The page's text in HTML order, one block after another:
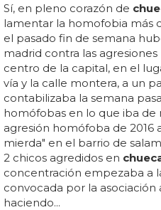
Sí, en pleno corazón de
lamentar la homofobia más
el pasado fin de semana
madrid contra las
centro de la capital, en el
vía y la calle montera, a un
contabilizaba la semana
homófobas en lo que iba de
agresión homófoba de 2016
mierda" en el barrio de
2 chicos agredidos en
concentración empezaba a
convocada por la
haciendo...